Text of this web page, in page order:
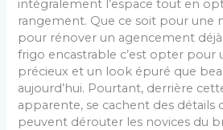
intégralement l’espace tout en
rangement. Que ce soit pour une
pour rénover un agencement
frigo encastrable c’est opter pour
précieux et un look épuré que
aujourd’hui. Pourtant, derrière
apparente, se cachent des détails
peuvent dérouter les novices du